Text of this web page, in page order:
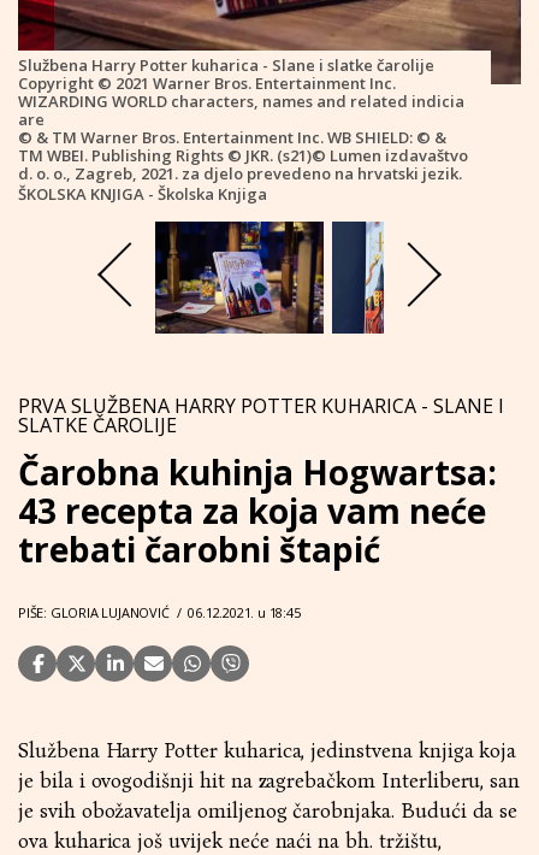
Službena Harry Potter kuharica - Slane i slatke čarolije
Copyright © 2021 Warner Bros. Entertainment Inc.
WIZARDING WORLD characters, names and related indicia
are
© & TM Warner Bros. Entertainment Inc. WB SHIELD: © &
TM WBEI. Publishing Rights © JKR. (s21)© Lumen izdavaštvo
d. o. o., Zagreb, 2021. za djelo prevedeno na hrvatski jezik.
ŠKOLSKA KNJIGA - Školska Knjiga
PRVA SLUŽBENA HARRY POTTER KUHARICA - SLANE I
SLATKE ČAROLIJE
Čarobna kuhinja Hogwartsa:
43 recepta za koja vam neće
trebati čarobni štapić
PIŠE: GLORIA LUJANOVIĆ / 06.12.2021. u 18:45
Službena Harry Potter kuharica, jedinstvena knjiga koja
je bila i ovogodišnji hit na zagrebačkom Interliberu, san
je svih obožavatelja omiljenog čarobnjaka. Budući da se
ova kuharica još uvijek neće naći na bh. tržištu,